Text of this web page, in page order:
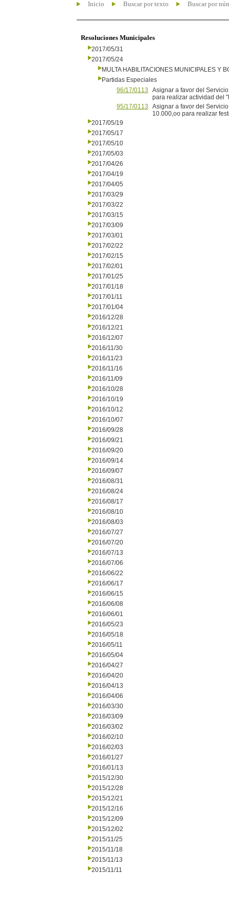
Inicio Buscar por texto Buscar por
Resoluciones Municipales
2017/05/31
2017/05/24
MULTA HABILITACIONES MUNICIPALES Y
Partidas Especiales
96/17/0113
Asignar a favor del
para realizar actividad del
95/17/0113
Asignar a favor del
10.000,oo para realizar
2017/05/19
2017/05/17
2017/05/10
2017/05/03
2017/04/26
2017/04/19
2017/04/05
2017/03/29
2017/03/22
2017/03/15
2017/03/09
2017/03/01
2017/02/22
2017/02/15
2017/02/01
2017/01/25
2017/01/18
2017/01/11
2017/01/04
2016/12/28
2016/12/21
2016/12/07
2016/11/30
2016/11/23
2016/11/16
2016/11/09
2016/10/28
2016/10/19
2016/10/12
2016/10/07
2016/09/28
2016/09/21
2016/09/20
2016/09/14
2016/09/07
2016/08/31
2016/08/24
2016/08/17
2016/08/10
2016/08/03
2016/07/27
2016/07/20
2016/07/13
2016/07/06
2016/06/22
2016/06/17
2016/06/15
2016/06/08
2016/06/01
2016/05/23
2016/05/18
2016/05/11
2016/05/04
2016/04/27
2016/04/20
2016/04/13
2016/04/06
2016/03/30
2016/03/09
2016/03/02
2016/02/10
2016/02/03
2016/01/27
2016/01/13
2015/12/30
2015/12/28
2015/12/21
2015/12/16
2015/12/09
2015/12/02
2015/11/25
2015/11/18
2015/11/13
2015/11/11